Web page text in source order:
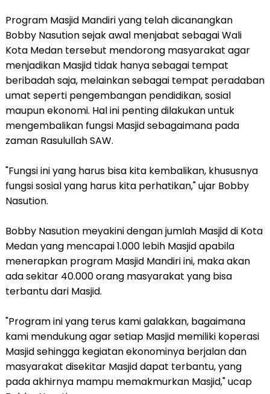
Program Masjid Mandiri yang telah dicanangkan
Bobby Nasution sejak awal menjabat sebagai Wali
Kota Medan tersebut mendorong masyarakat agar
menjadikan Masjid tidak hanya sebagai tempat
beribadah saja, melainkan sebagai tempat peradaban
umat seperti pengembangan pendidikan, sosial
maupun ekonomi. Hal ini penting dilakukan untuk
mengembalikan fungsi Masjid sebagaimana pada
zaman Rasulullah SAW.
"Fungsi ini yang harus bisa kita kembalikan, khususnya
fungsi sosial yang harus kita perhatikan," ujar Bobby
Nasution.
Bobby Nasution meyakini dengan jumlah Masjid di Kota
Medan yang mencapai 1.000 lebih Masjid apabila
menerapkan program Masjid Mandiri ini, maka akan
ada sekitar 40.000 orang masyarakat yang bisa
terbantu dari Masjid.
"Program ini yang terus kami galakkan, bagaimana
kami mendukung agar setiap Masjid memiliki koperasi
Masjid sehingga kegiatan ekonominya berjalan dan
masyarakat disekitar Masjid dapat terbantu, yang
pada akhirnya mampu memakmurkan Masjid," ucap